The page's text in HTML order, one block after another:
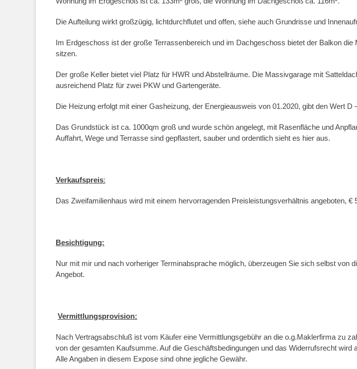
Die Aufteilung wirkt großzügig, lichtdurchflutet und offen, siehe auch Grundrisse und
Im Erdgeschoss ist der große Terrassenbereich und im Dachgeschoss bietet der Balkon die
sitzen.
Der große Keller bietet viel Platz für HWR und Abstellräume. Die Massivgarage mit
ausreichend Platz für zwei PKW und Gartengeräte.
Die Heizung erfolgt mit einer Gasheizung, der Energieausweis von 01.2020, gibt den Wert D
Das Grundstück ist ca. 1000qm groß und wurde schön angelegt, mit Rasenfläche und
Auffahrt, Wege und Terrasse sind gepflastert, sauber und ordentlich sieht es hier aus.
Verkaufspreis:
Das Zweifamilienhaus wird mit einem hervorragenden Preisleistungsverhältnis angeboten, €
Besichtigung:
Nur mit mir und nach vorheriger Terminabsprache möglich, überzeugen Sie sich selbst von
Angebot.
Vermittlungsprovision:
Nach Vertragsabschluß ist vom Käufer eine Vermittlungsgebühr an die o.g.Maklerfirma zu
von der gesamten Kaufsumme. Auf die Geschäftsbedingungen und das Widerrufsrecht wird
Alle Angaben in diesem Expose sind ohne jegliche Gewähr.